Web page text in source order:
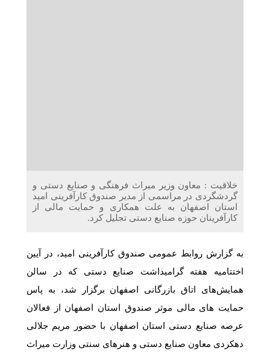
خلاقیت : معاون وزیر میراث فرهنگی و صنایع دستی و
گردشگردی در مراسمی از مدیر صندوق کارآفرینی امید
استان اصفهان به علت همکاری و حمایت مالی از
کارآفرینان حوزه صنایع دستی تجلیل کرد.
به گزارش روابط عمومی صندوق کارآفرینی امید، در آیین
اختتامیه هفته گرامیداشت صنایع دستی که در سالن
همایش‌های اتاق بازرگانی اصفهان برگزار شد، به پاس
حمایت های مالی موثر صندوق استان اصفهان از فعالان
عرصه صنایع دستی استان اصفهان با حضور مریم جلالی
دهکردی معاون صنایع دستی و هنرهای سنتی وزارت میراث